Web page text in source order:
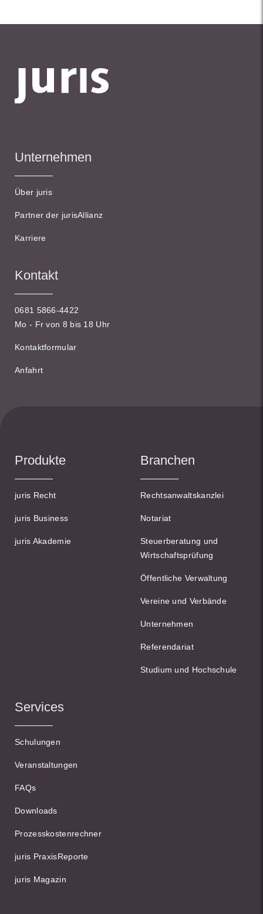
Unternehmen
Über juris
Partner der jurisAllianz
Karriere
Kontakt
0681 5866-4422
Mo - Fr von 8 bis 18 Uhr
Kontaktformular
Anfahrt
Produkte
juris Recht
juris Business
juris Akademie
Branchen
Rechtsanwaltskanzlei
Notariat
Steuerberatung und
Wirtschaftsprüfung
Öffentliche Verwaltung
Vereine und Verbände
Unternehmen
Referendariat
Studium und Hochschule
Services
Schulungen
Veranstaltungen
FAQs
Downloads
Prozesskostenrechner
juris PraxisReporte
juris Magazin